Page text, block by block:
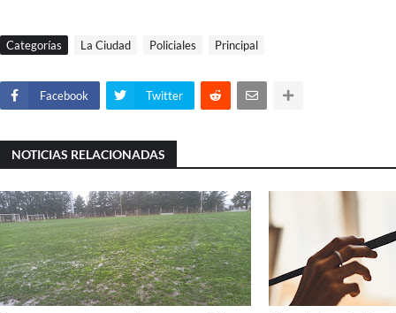
Categorías La Ciudad Policiales Principal
Facebook Twitter
NOTICIAS RELACIONADAS